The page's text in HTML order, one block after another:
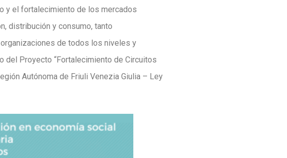
y el fortalecimiento de los mercados
distribución y consumo, tanto
de todos los niveles y
del Proyecto “Fortalecimiento de Circuitos
Autónoma de Friuli Venezia Giulia – Ley